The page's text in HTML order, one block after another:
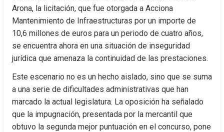
Arona, la licitación, que fue otorgada a Acciona
Mantenimiento de Infraestructuras por un importe de
10,6 millones de euros para un periodo de cuatro años,
se encuentra ahora en una situación de inseguridad
jurídica que amenaza la continuidad de las prestaciones.
Este escenario no es un hecho aislado, sino que se suma
a una serie de dificultades administrativas que han
marcado la actual legislatura. La oposición ha señalado
que la impugnación, presentada por la mercantil que
obtuvo la segunda mejor puntuación en el concurso, pone